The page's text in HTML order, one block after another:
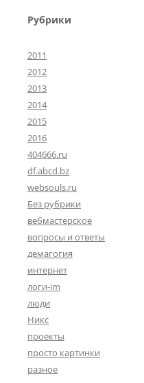
Рубрики
2011
2012
2013
2014
2015
2016
404666.ru
df.abcd.bz
websouls.ru
Без рубрики
вебмастерское
вопросы и ответы
демагогия
интернет
логи-im
люди
Никс
проекты
просто картинки
разное